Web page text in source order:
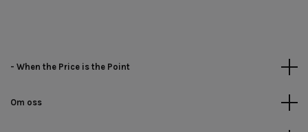
- When the Price is the Point
Om oss